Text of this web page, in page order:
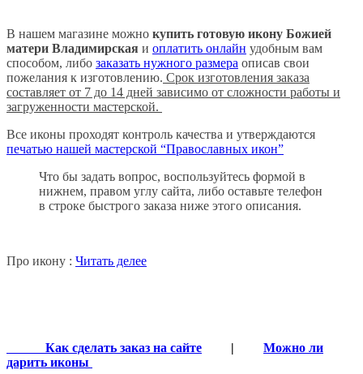
В нашем магазине можно купить готовую икону Божией
матери Владимирская и оплатить онлайн удобным вам
способом, либо заказать нужного размера описав свои
пожелания к изготовлению. Срок изготовления заказа
составляет от 7 до 14 дней зависимо от сложности работы и
загруженности мастерской.
Все иконы проходят контроль качества и утверждаются
печатью нашей мастерской “Православных икон”
Что бы задать вопрос, воспользуйтесь формой в
нижнем, правом углу сайта, либо оставьте телефон
в строке быстрого заказа ниже этого описания.
Про икону : Читать делее
Как сделать заказ на сайте | Можно ли
дарить иконы